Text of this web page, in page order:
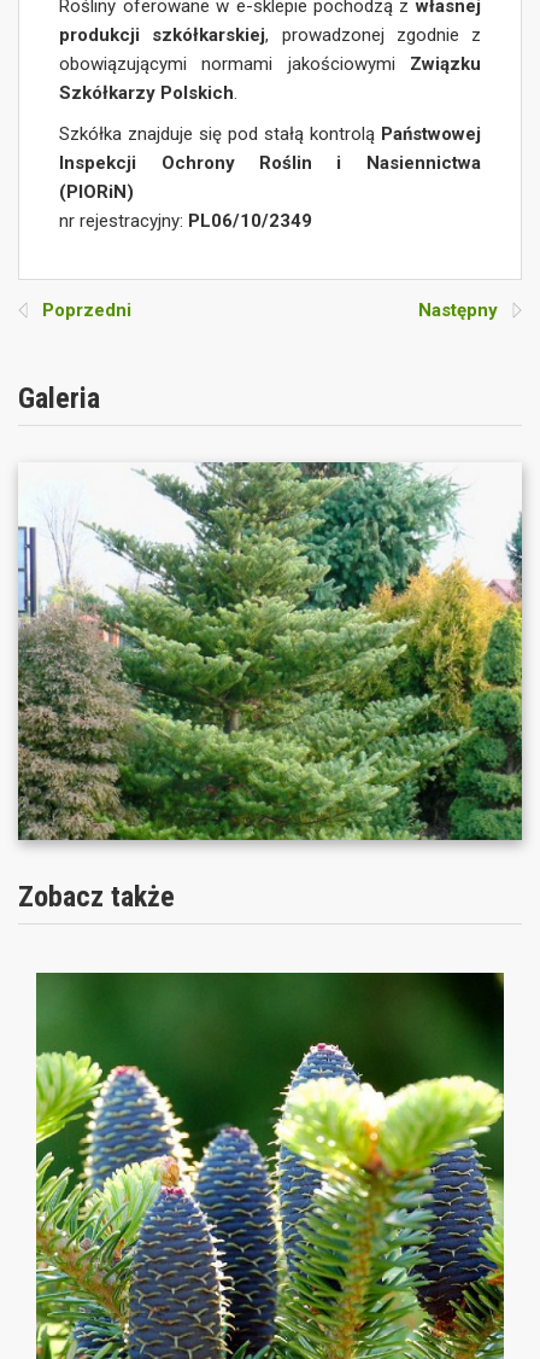
Rośliny oferowane w e-sklepie pochodzą zwłasnej
produkcji szkółkarskiej, prowadzonej zgodnie z
obowiązującymi normami jakościowymi Związku
Szkółkarzy Polskich.
Szkółka znajduje się pod stałą kontrolą Państwowej
Inspekcji Ochrony Roślin i Nasiennictwa
(PIORiN)
nr rejestracyjny: PL06/10/2349
Poprzedni Następny
Galeria
Zobacz także